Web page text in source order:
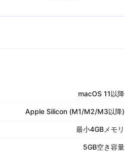
macOS 11以降
Apple Silicon (M1/M2/M3以降)
最小4GBメモリ
5GB空き容量